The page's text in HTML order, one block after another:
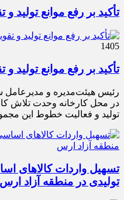
تأکید بر رفع موانع تولید
1405
تأکید بر رفع موانع تولید
رئیس هیئت‌مدیره و مدیرعامل
در محل کارخانه وحدت تلاش
تولید و فعالیت خطوط این
تسهیل واردات کالاهای
تولیدی در منطقه آزاد ارس